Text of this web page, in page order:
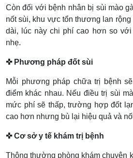
Còn đối với bệnh nhân bị sùi mào
nốt sùi, khu vực tổn thương lan
dài, lúc này chi phí cao hơn so
nhẹ.
✜ Phương pháp đốt sùi
Mỗi phương pháp chữa trị bệnh
điểm khác nhau. Nếu điều trị sùi
mức phí sẽ thấp, trường hợp đốt
cao hơn nhưng bù lại hiệu quả và
✜ Cơ sở y tế khám trị bệnh
Thông thường phòng khám chuyên